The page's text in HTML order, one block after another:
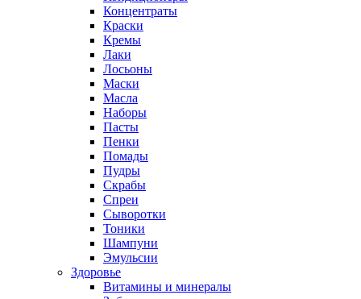
Концентраты
Краски
Кремы
Лаки
Лосьоны
Маски
Масла
Наборы
Пасты
Пенки
Помады
Пудры
Скрабы
Спреи
Сыворотки
Тоники
Шампуни
Эмульсии
Здоровье
Витамины и минералы